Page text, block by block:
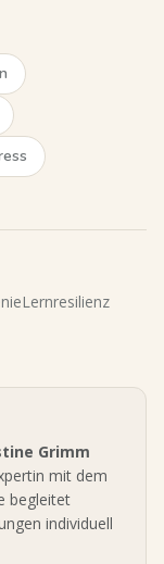
Lernresilienz
Grimm
mit dem
begleitet
individuell